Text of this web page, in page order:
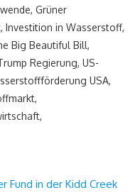
, Grüner
, Investition in Wasserstoff,
Big Beautiful Bill,
Regierung, US-
USA,
,
,
Fund in der Kidd Creek